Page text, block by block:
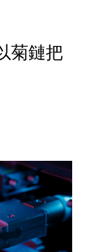
菊鏈把